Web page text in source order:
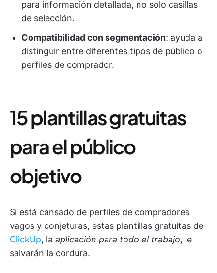
para información detallada, no solo casillas
de selección.
Compatibilidad con segmentación: ayuda a
distinguir entre diferentes tipos de público o
perfiles de comprador.
15 plantillas gratuitas
para el público
objetivo
Si está cansado de perfiles de compradores
vagos y conjeturas, estas plantillas gratuitas de
ClickUp, la aplicación para todo el trabajo, le
salvarán la cordura.